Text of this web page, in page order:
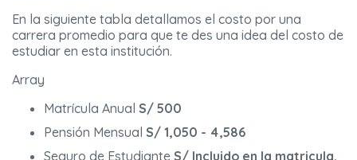
En la siguiente tabla detallamos el costo por una
carrera promedio para que te des una idea del costo de
estudiar en esta institución.
Array
Matrícula Anual S/ 500
Pensión Mensual S/ 1,050 - 4,586
Seguro de Estudiante S/ Incluido en la matricula.